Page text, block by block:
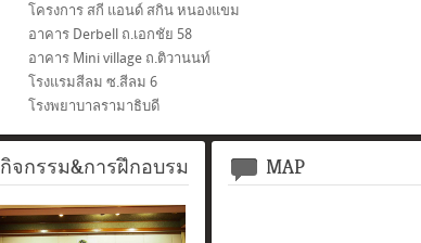
โครงการ สกี แอนด์ สกิน หนองแขม
อาคาร Derbell ถ.เอกชัย 58
อาคาร Mini village ถ.ติวานนท์
โรงแรมสีลม ซ.สีลม 6
โรงพยาบาลรามาธิบดี
กิจกรรม&การฝึกอบรม MAP